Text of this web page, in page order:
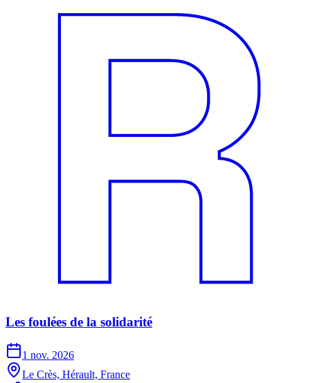
Les foulées de la solidarité
1 nov. 2026
Le Crès, Hérault, France